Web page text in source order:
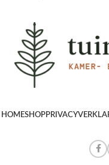
HOMESHOP